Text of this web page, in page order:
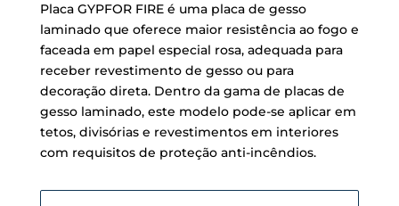
Placa GYPFOR FIRE é uma placa de gesso
laminado que oferece maior resistência ao fogo e
faceada em papel especial rosa, adequada para
receber revestimento de gesso ou para
decoração direta. Dentro da gama de placas de
gesso laminado, este modelo pode-se aplicar em
tetos, divisórias e revestimentos em interiores
com requisitos de proteção anti-incêndios.